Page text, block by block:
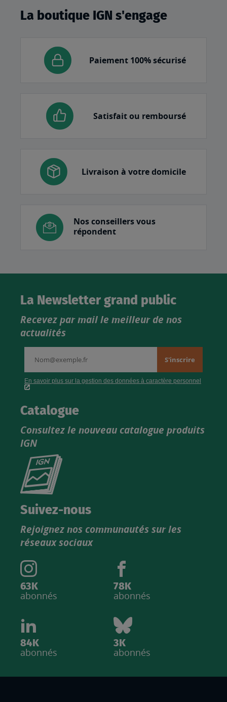
La boutique IGN s'engage
Paiement 100% sécurisé
Satisfait ou remboursé
Livraison à votre domicile
Nos conseillers vous
répondent
La Newsletter grand public
Recevez par mail le meilleur de nos
actualités
Catalogue
Consultez le nouveau catalogue produits
IGN
Consultez
catalogue
Suivez-nous
Rejoignez nos communautés sur les
réseaux sociaux
63K
abonnés
78K
abonnés
84K
abonnés
3K
abonnés